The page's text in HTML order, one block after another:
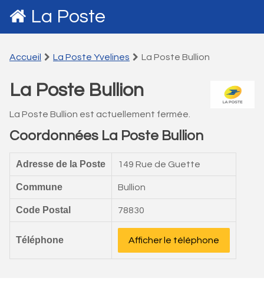
La Poste
Accueil La Poste Yvelines La Poste Bullion
La Poste Bullion
La Poste Bullion est actuellement fermée.
Coordonnées La Poste Bullion
Adresse de la Poste 149 Rue de Guette
Commune Bullion
Code Postal 78830
Téléphone Afficher le téléphone